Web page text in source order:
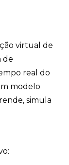
virtual de
de
real do
modelo
simula